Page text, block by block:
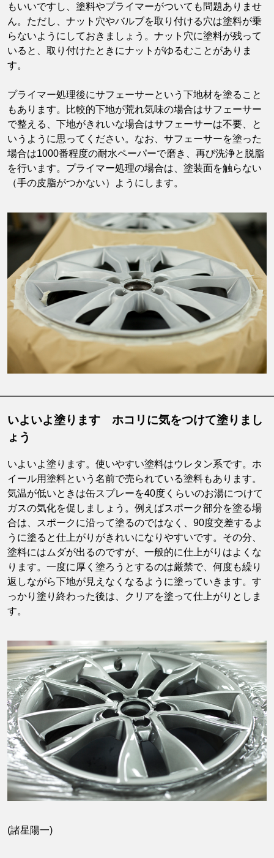
もいいですし、塗料やプライマーがついても問題ありませ
ん。ただし、ナット穴やバルブを取り付ける穴は塗料が乗
らないようにしておきましょう。ナット穴に塗料が残って
いると、取り付けたときにナットがゆるむことがありま
す。
プライマー処理後にサフェーサーという下地材を塗ること
もあります。比較的下地が荒れ気味の場合はサフェーサー
で整える、下地がきれいな場合はサフェーサーは不要、と
いうように思ってください。なお、サフェーサーを塗った
場合は1000番程度の耐水ペーパーで磨き、再び洗浄と脱脂
を行います。プライマー処理の場合は、塗装面を触らない
（手の皮脂がつかない）ようにします。
いよいよ塗ります ホコリに気をつけて塗りまし
ょう
いよいよ塗ります。使いやすい塗料はウレタン系です。ホ
イール用塗料という名前で売られている塗料もあります。
気温が低いときは缶スプレーを40度くらいのお湯につけて
ガスの気化を促しましょう。例えばスポーク部分を塗る場
合は、スポークに沿って塗るのではなく、90度交差するよ
うに塗ると仕上がりがきれいになりやすいです。その分、
塗料にはムダが出るのですが、一般的に仕上がりはよくな
ります。一度に厚く塗ろうとするのは厳禁で、何度も繰り
返しながら下地が見えなくなるように塗っていきます。す
っかり塗り終わった後は、クリアを塗って仕上がりとしま
す。
(諸星陽一)